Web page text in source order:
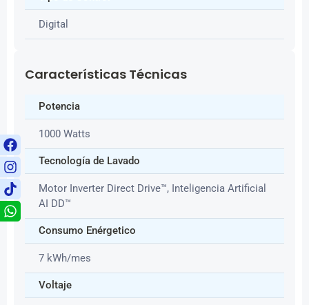
Digital
Características Técnicas
Potencia
1000 Watts
Tecnología de Lavado
Motor Inverter Direct Drive™, Inteligencia Artificial
AI DD™
Consumo Enérgetico
7 kWh/mes
Voltaje